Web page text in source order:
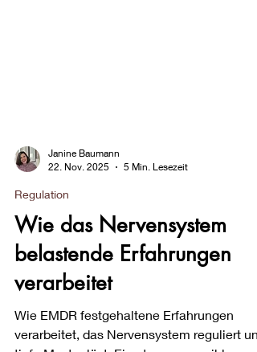
Janine Baumann
22. Nov. 2025
5 Min. Lesezeit
Regulation
Wie das Nervensystem
belastende Erfahrungen
verarbeitet